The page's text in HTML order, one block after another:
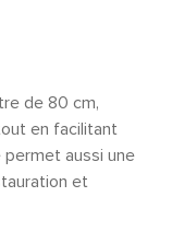
de 80 cm,
en facilitant
aussi une
et